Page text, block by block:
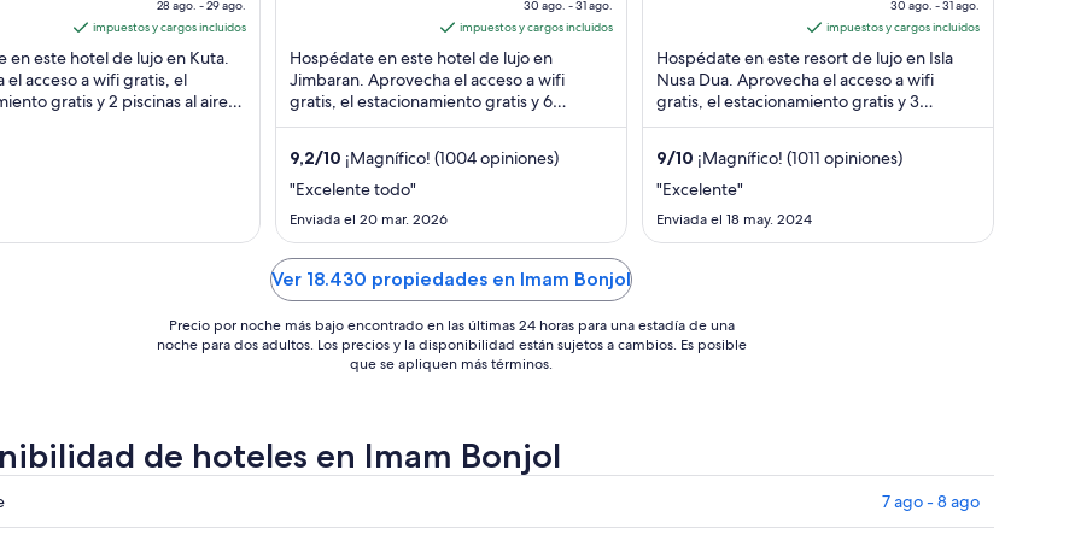
ago
al
29
ago,
el
de
28 ago. - 29 ago.
impuestos y cargos incluidos
en este hotel de lujo en Kuta.
el acceso a wifi gratis, el
gratis y 2 piscinas al aire
ago
al
31
ago,
el
por
de
US$ 184
30 ago. - 31 ago.
impuestos y cargos incluidos
Hospédate en este hotel de lujo en
Jimbaran. Aprovecha el acceso a wifi
gratis, el estacionamiento gratis y 6
piscinas al aire libre. Nuestros huéspedes
9,2/10 ¡Magnífico! (1004 opiniones)
"Excelente todo"
Enviada el 20 mar. 2026
ago
al
31
ago,
el
por
de
30 ago. - 31 ago.
impuestos y cargos incluidos
Hospédate en este resort de lujo en Isla
Nusa Dua. Aprovecha el acceso a wifi
gratis, el estacionamiento gratis y 3
piscinas al aire libre. Nuestros huéspedes
9/10 ¡Magnífico! (1011 opiniones)
"Excelente"
Enviada el 18 may. 2024
Ver 18.430 propiedades en Imam Bonjol
Precio por noche más bajo encontrado en las últimas 24 horas para una estadía de una
noche para dos adultos. Los precios y la disponibilidad están sujetos a cambios. Es posible
que se apliquen más términos.
de hoteles en Imam Bonjol
7 ago - 8 ago